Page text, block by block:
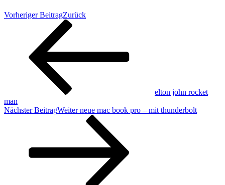
Vorheriger BeitragZurück
elton john rocket
man
Nächster BeitragWeiter neue mac book pro – mit thunderbolt